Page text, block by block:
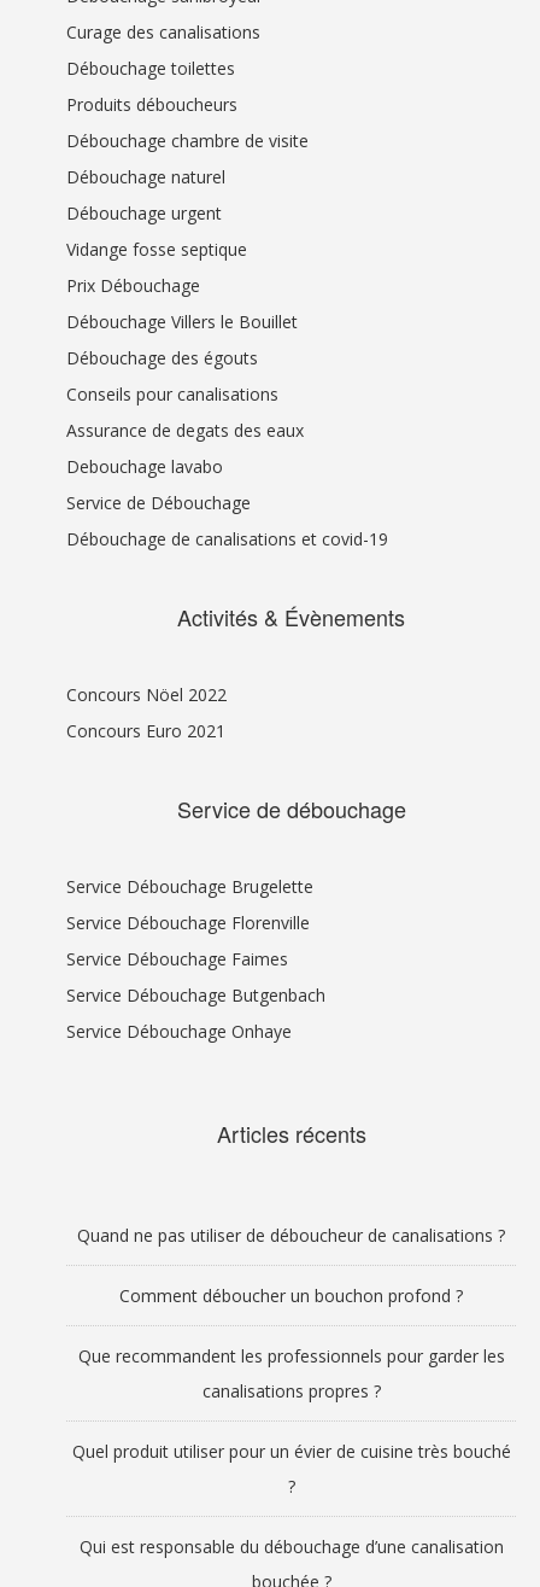
Curage des canalisations
Débouchage toilettes
Produits déboucheurs
Débouchage chambre de visite
Débouchage naturel
Débouchage urgent
Vidange fosse septique
Prix Débouchage
Débouchage Villers le Bouillet
Débouchage des égouts
Conseils pour canalisations
Assurance de degats des eaux
Debouchage lavabo
Service de Débouchage
Débouchage de canalisations et covid-19
Activités & Évènements
Concours Nöel 2022
Concours Euro 2021
Service de débouchage
Service Débouchage Brugelette
Service Débouchage Florenville
Service Débouchage Faimes
Service Débouchage Butgenbach
Service Débouchage Onhaye
Articles récents
Quand ne pas utiliser de déboucheur de canalisations ?
Comment déboucher un bouchon profond ?
Que recommandent les professionnels pour garder les
canalisations propres ?
Quel produit utiliser pour un évier de cuisine très bouché
?
Qui est responsable du débouchage d’une canalisation
bouchée ?